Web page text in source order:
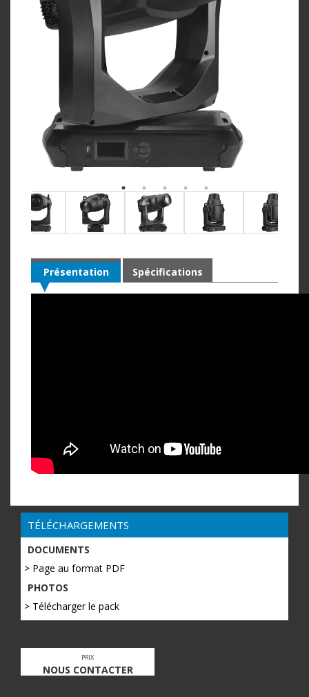
Présentation Spécifications
TÉLÉCHARGEMENTS
DOCUMENTS
> Page au format PDF
PHOTOS
> Télécharger le pack
PRIX
NOUS CONTACTER